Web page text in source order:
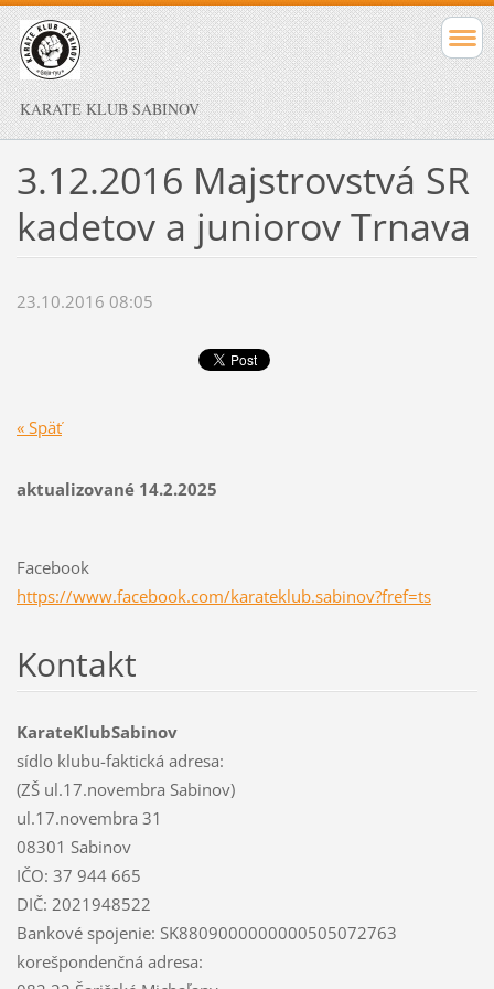
KARATE KLUB SABINOV
3.12.2016 Majstrovstvá SR
kadetov a juniorov Trnava
23.10.2016 08:05
« Späť
aktualizované 14.2.2025
Facebook
https://www.facebook.com/karateklub.sabinov?fref=ts
Kontakt
KarateKlubSabinov
sídlo klubu-faktická adresa:
(ZŠ ul.17.novembra Sabinov)
ul.17.novembra 31
08301 Sabinov
IČO: 37 944 665
DIČ: 2021948522
Bankové spojenie: SK8809000000000505072763
korešpondenčná adresa: